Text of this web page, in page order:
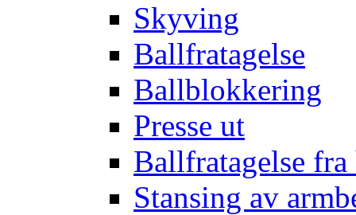
Skyving
Ballfratagelse
Ballblokkering
Presse ut
Ballfratagelse fra
Stansing av